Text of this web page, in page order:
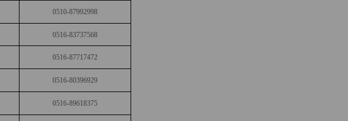
0510-87992998
0516-83737568
0516-87717472
0516-80396929
0516-89618375